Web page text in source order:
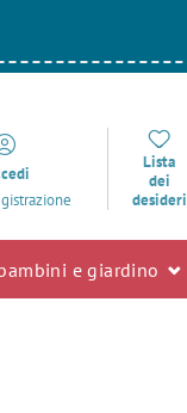
Lista
dei
desideri
e giardino